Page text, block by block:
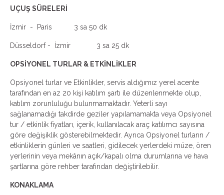
UÇUŞ SÜRELERİ
İzmir - Paris 3 sa 50 dk
Düsseldorf - İzmir 3 sa 25 dk
OPSİYONEL TURLAR & ETKİNLİKLER
Opsiyonel turlar ve Etkinlikler, servis aldığımız yerel acente
tarafından en az 20 kişi katılım şartı ile düzenlenmekte olup,
katılım zorunluluğu bulunmamaktadır. Yeterli sayı
sağlanamadığı takdirde geziler yapılamamakta veya Opsiyonel
tur / etkinlik fiyatları, içerik, kullanılacak araç katılımcı sayısına
göre değişiklik gösterebilmektedir. Ayrıca Opsiyonel turların /
etkinliklerin günleri ve saatleri, gidilecek yerlerdeki müze, ören
yerlerinin veya mekânın açık/kapalı olma durumlarına ve hava
şartlarına göre rehber tarafından değiştirilebilir.
KONAKLAMA